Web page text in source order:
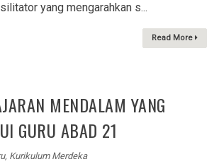
yang mengarahkan s...
Read More
MENDALAM YANG
GURU ABAD 21
, Kurikulum Merdeka